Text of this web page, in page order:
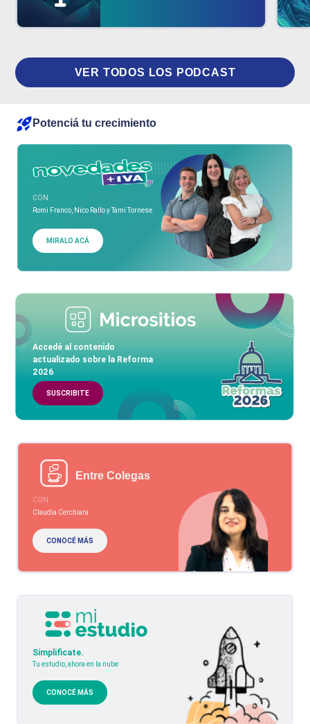
VER TODOS LOS PODCAST
Potenciá tu crecimiento
CON
Romi Franco, Nico Rallo y Tami Tornese
MIRALO ACÁ
Accedé al contenido
actualizado sobre la Reforma
2026
SUSCRIBITE
Entre Colegas
CON
Claudia Cerchiara
CONOCÉ MÁS
Simplificate.
Tu estudio, ahora en la nube
CONOCÉ MÁS